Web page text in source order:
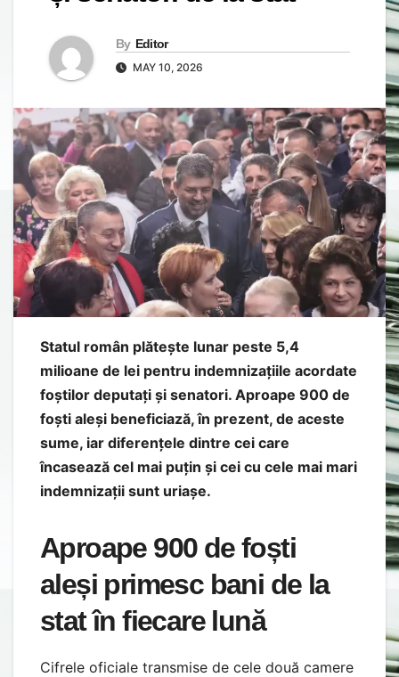
By Editor
MAY 10, 2026
Statul român plătește lunar peste 5,4
milioane de lei pentru indemnizațiile acordate
foștilor deputați și senatori. Aproape 900 de
foști aleși beneficiază, în prezent, de aceste
sume, iar diferențele dintre cei care
încasează cel mai puțin și cei cu cele mai mari
indemnizații sunt uriașe.
Aproape 900 de foști
aleși primesc bani de la
stat în fiecare lună
Cifrele oficiale transmise de cele două camere